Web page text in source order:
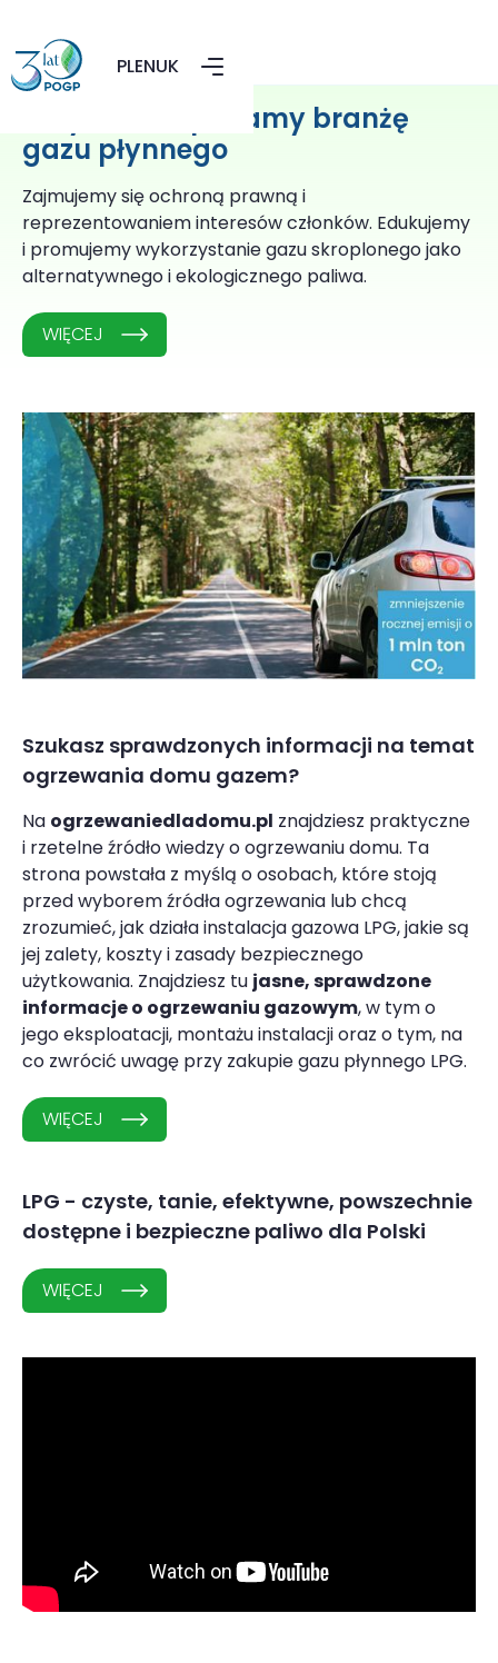
PLENUK
Aktywnie wspieramy branżę
gazu płynnego
Zajmujemy się ochroną prawną i
reprezentowaniem interesów członków. Edukujemy
i promujemy wykorzystanie gazu skroplonego jako
alternatywnego i ekologicznego paliwa.
WIĘCEJ
Szukasz sprawdzonych informacji na temat
ogrzewania domu gazem?
Na ogrzewaniedladomu.pl znajdziesz praktyczne
i rzetelne źródło wiedzy o ogrzewaniu domu. Ta
strona powstała z myślą o osobach, które stoją
przed wyborem źródła ogrzewania lub chcą
zrozumieć, jak działa instalacja gazowa LPG, jakie są
jej zalety, koszty i zasady bezpiecznego
użytkowania. Znajdziesz tu jasne, sprawdzone
informacje o ogrzewaniu gazowym, w tym o
jego eksploatacji, montażu instalacji oraz o tym, na
co zwrócić uwagę przy zakupie gazu płynnego LPG.
WIĘCEJ
LPG - czyste, tanie, efektywne, powszechnie
dostępne i bezpieczne paliwo dla Polski
WIĘCEJ